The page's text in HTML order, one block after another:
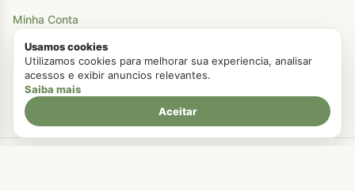
Minha Conta
Login
Cadastro
Enviar Receita
Usamos cookies
Utilizamos cookies para melhorar sua experiencia, analisar
acessos e exibir anuncios relevantes.
Saiba mais
Aceitar